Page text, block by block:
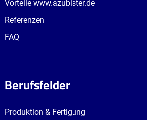
Vorteile www.azubister.de
Referenzen
FAQ
Berufsfelder
Produktion & Fertigung